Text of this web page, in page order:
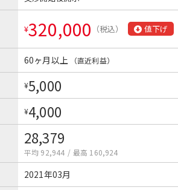
¥320,000 （税込） 値下げ
60ヶ月以上 （直近利益）
¥5,000
¥4,000
28,379
平均 92,944 / 最高 160,924
2021年03月